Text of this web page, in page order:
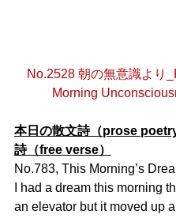
No.2528 朝の無意識より
Morning
本日の散文詩（prose
詩（free verse）
No.783, This Morning’s
I had a dream this morning
an elevator but it moved up